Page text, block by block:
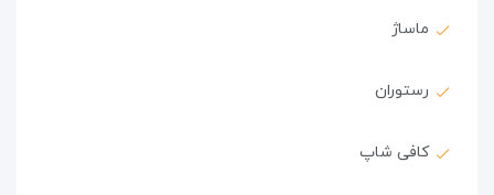
ماساژ
رستوران
کافی شاپ